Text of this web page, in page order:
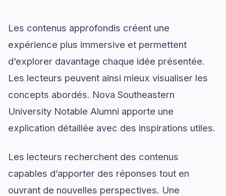
Les contenus approfondis créent une
expérience plus immersive et permettent
d’explorer davantage chaque idée présentée.
Les lecteurs peuvent ainsi mieux visualiser les
concepts abordés. Nova Southeastern
University Notable Alumni apporte une
explication détaillée avec des inspirations utiles.
Les lecteurs recherchent des contenus
capables d’apporter des réponses tout en
ouvrant de nouvelles perspectives. Une